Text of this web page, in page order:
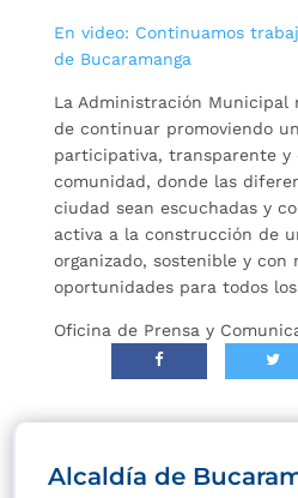
En video: Continuamos
de Bucaramanga
La Administración Municipal
de continuar promoviendo
participativa, transparente y
comunidad, donde las
ciudad sean escuchadas y
activa a la construcción de
organizado, sostenible y con
oportunidades para todos
Oficina de Prensa y
Alcaldía de